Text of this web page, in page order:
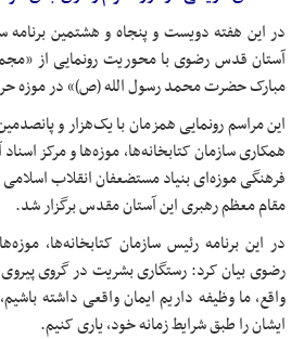
در این هفته دویست و پنجاه و هشتمین
آستانقدس رضوی با محوریت رونمایی از
مبارک حضرت محمد رسول الله (ص)» در موزه
این مراسم رونمایی همزمان با یک‌هزار و
همکاری سازمان کتابخانه‌ها، موزه‌ها و مرکز
فرهنگی موزه‌ای بنیاد مستضعفان انقلاب
مقام معظم رهبری این آستان مقدس برگزار شد.
در این برنامه رئیس سازمان کتابخانه‌ها،
رضوی بیان کرد: رستگاری بشریت درگروی
واقع، ما وظیفه داریم ایمان واقعی داشته
ایشان را طبق شرایط زمانه خود، یاری کنیم.